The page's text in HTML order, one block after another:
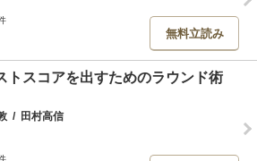
無料立読み
トスコアを出すためのラウンド術
/ 田村高信